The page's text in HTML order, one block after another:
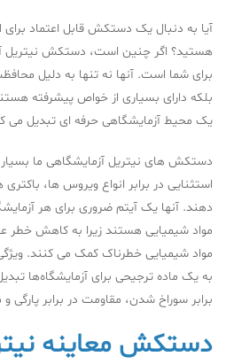
آیا به دنبال یک دستکش قابل اعتماد برای
هستید؟ اگر چنین است، دستکش نیتریل
برای شما است. آنها نه تنها به دلیل
بلکه دارای بسیاری از خواص پیشرفته
یک محیط آزمایشگاهی حرفه ای تبدیل می
دستکش های نیتریل آزمایشگاهی ما
استثنایی در برابر انواع ویروس ها،
دهند. آنها یک آیتم ضروری برای هر
مواد شیمیایی هستند زیرا به کاهش خطر
مواد شیمیایی خطرناک کمک می کنند.
به یک ماده ترجیحی برای آزمایشگاه‌ها
برابر سوراخ شدن، مقاومت در برابر پارگی
دستکش معاینه